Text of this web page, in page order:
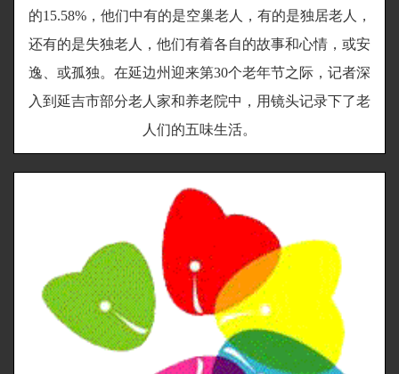
的15.58%，他们中有的是空巢老人，有的是独居老人，
还有的是失独老人，他们有着各自的故事和心情，或安
逸、或孤独。在延边州迎来第30个老年节之际，记者深
入到延吉市部分老人家和养老院中，用镜头记录下了老
人们的五味生活。